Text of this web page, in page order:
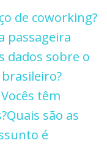
de coworking?
passageira
dados sobre o
têm
são as
é